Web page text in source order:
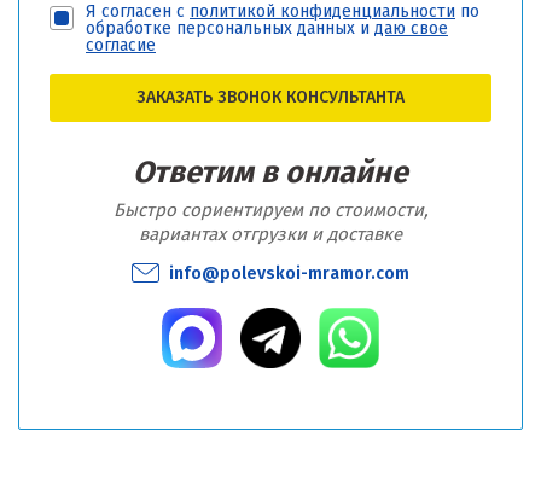
Я согласен с политикой конфиденциальности по
обработке персональных данных и даю свое
согласие
ЗАКАЗАТЬ ЗВОНОК КОНСУЛЬТАНТА
Ответим в онлайне
Быстро сориентируем по стоимости,
вариантах отгрузки и доставке
info@polevskoi-mramor.com